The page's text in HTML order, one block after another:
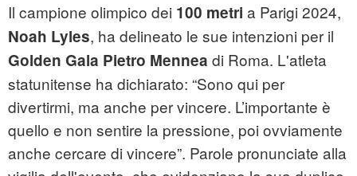
Il campione olimpico dei 100 metri a Parigi 2024,
Noah Lyles, ha delineato le sue intenzioni per il
Golden Gala Pietro Mennea di Roma. L'atleta
statunitense ha dichiarato: “Sono qui per
divertirmi, ma anche per vincere. L’importante è
quello e non sentire la pressione, poi ovviamente
anche cercare di vincere”. Parole pronunciate alla